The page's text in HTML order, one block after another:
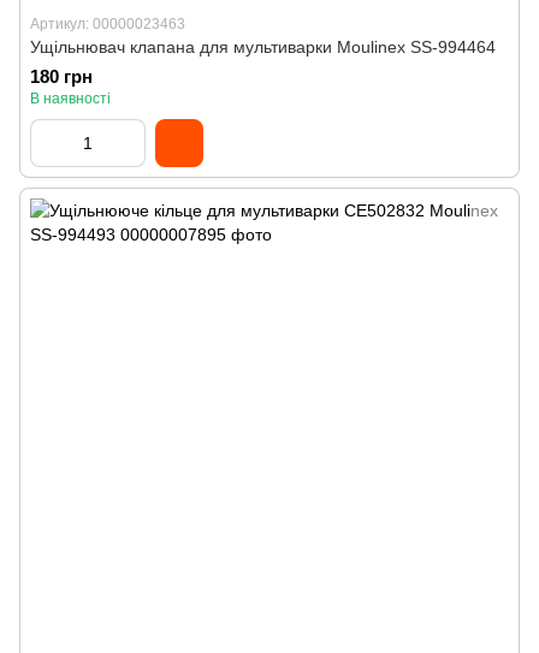
Артикул: 00000023463
Ущільнювач клапана для мультиварки Moulinex SS-994464
180 грн
В наявності